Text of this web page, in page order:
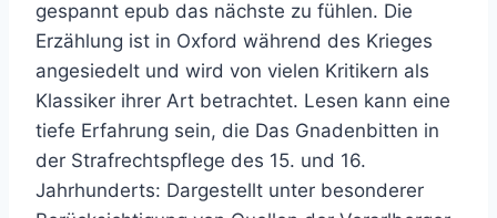
gespannt epub das nächste zu fühlen. Die
Erzählung ist in Oxford während des Krieges
angesiedelt und wird von vielen Kritikern als
Klassiker ihrer Art betrachtet. Lesen kann eine
tiefe Erfahrung sein, die Das Gnadenbitten in
der Strafrechtspflege des 15. und 16.
Jahrhunderts: Dargestellt unter besonderer